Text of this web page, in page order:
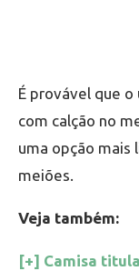
É provável que
com calção no
uma opção mais
meiões.
Veja também:
[+] Camisa